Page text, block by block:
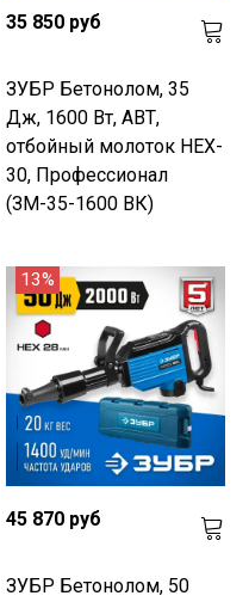
35 850 руб
ЗУБР Бетонолом, 35
Дж, 1600 Вт, АВТ,
отбойный молоток HEX-
30, Профессионал
(ЗМ-35-1600 ВК)
13%
45 870 руб
ЗУБР Бетонолом, 50